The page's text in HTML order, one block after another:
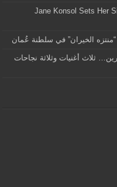
Jane Konsol Sets Her
الخيران” في سلطنة عُمان
في شهرين… ثلاث أغنيات وثلاثة نجاحات